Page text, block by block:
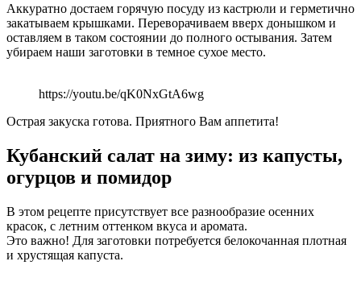
Аккуратно достаем горячую посуду из кастрюли и герметично
закатываем крышками. Переворачиваем вверх донышком и
оставляем в таком состоянии до полного остывания. Затем
убираем наши заготовки в темное сухое место.
https://youtu.be/qK0NxGtA6wg
Острая закуска готова. Приятного Вам аппетита!
Кубанский салат на зиму: из капусты,
огурцов и помидор
В этом рецепте присутствует все разнообразие осенних
красок, с летним оттенком вкуса и аромата.
Это важно! Для заготовки потребуется белокочанная плотная
и хрустящая капуста.